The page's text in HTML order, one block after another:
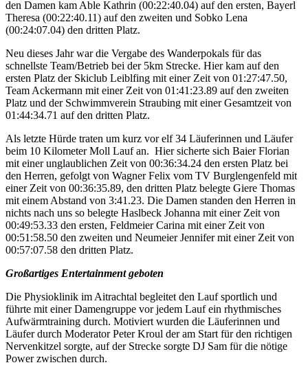
den Damen kam Able Kathrin (00:22:40.04) auf den ersten, Bayerl
Theresa (00:22:40.11) auf den zweiten und Sobko Lena
(00:24:07.04) den dritten Platz.
Neu dieses Jahr war die Vergabe des Wanderpokals für das
schnellste Team/Betrieb bei der 5km Strecke. Hier kam auf den
ersten Platz der Skiclub Leiblfing mit einer Zeit von 01:27:47.50,
Team Ackermann mit einer Zeit von 01:41:23.89 auf den zweiten
Platz und der Schwimmverein Straubing mit einer Gesamtzeit von
01:44:34.71 auf den dritten Platz.
Als letzte Hürde traten um kurz vor elf 34 Läuferinnen und Läufer
beim 10 Kilometer Moll Lauf an. Hier sicherte sich Baier Florian
mit einer unglaublichen Zeit von 00:36:34.24 den ersten Platz bei
den Herren, gefolgt von Wagner Felix vom TV Burglengenfeld mit
einer Zeit von 00:36:35.89, den dritten Platz belegte Giere Thomas
mit einem Abstand von 3:41.23. Die Damen standen den Herren in
nichts nach uns so belegte Haslbeck Johanna mit einer Zeit von
00:49:53.33 den ersten, Feldmeier Carina mit einer Zeit von
00:51:58.50 den zweiten und Neumeier Jennifer mit einer Zeit von
00:57:07.58 den dritten Platz.
Großartiges Entertainment geboten
Die Physioklinik im Aitrachtal begleitet den Lauf sportlich und
führte mit einer Damengruppe vor jedem Lauf ein rhythmisches
Aufwärmtraining durch. Motiviert wurden die Läuferinnen und
Läufer durch Moderator Peter Kroul der am Start für den richtigen
Nervenkitzel sorgte, auf der Strecke sorgte DJ Sam für die nötige
Power zwischen durch.